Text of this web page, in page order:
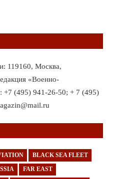
119160, Москва,
«Военно-
+7 (495) 941-26-50; + 7 (495)
BLACK SEA FLEET
FAR EAST